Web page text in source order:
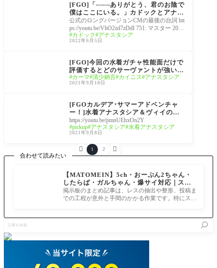
[FGO]「───ありがとう、君のお陰で
僕はここにいる。」カドックとアナス
タシアそしてヴィイ
公式のロングバージョンCMの最後の台詞 htt
ps://youtu.be/VhO2zd7zDdI 751: マスター 202
2/06/05(日) 01:21:19.669ヴィイってなんでカ
ドックに取り付い
カドック アナスタシア
2022年6月5日
[FGO]今回の水着ガチャ性能面だけで
評価するとどのサーヴァントが強い
の？カルデア･サマーアドベンチャ
ー！ピックアップ召喚
カーマ 清少納言 カイニス アナスタシア
2021年9月18日
[FGOカルデア･サマーアドベンチャ
ー！]水着アナスタシア＆ヴィイの全
スキルと最終再臨まで判明。小物いっ
ぱい着いてるけどこういう路線グッド
だね！
https://youtu.be/pmnUEhxOn2Y
pickup アナスタシア 水着アナスタシア
2021年9月8日
 1 2 
合わせて読みたい
【MATOMEIN】5ch・おーぷん2ちゃん・
したらば・ガルちゃん・爆サイ対応｜スマ
ホでまとめ記事を作れるアプリ FGOのまと
め記事ができるまで
掲示板のまとめ記事は、レスの抽出や整形、投稿ま
での工程が意外と手間のかかる作業です。特にスマ
を
検